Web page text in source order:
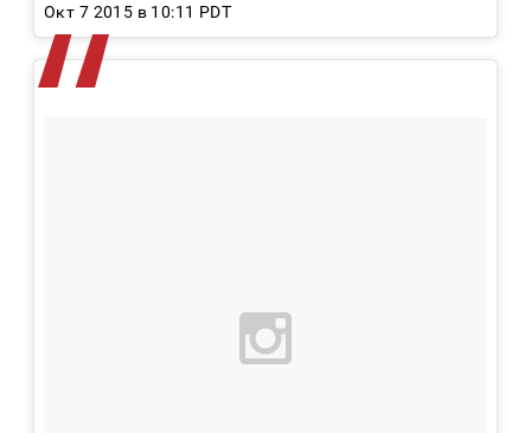
Окт 7 2015 в 10:11 PDT